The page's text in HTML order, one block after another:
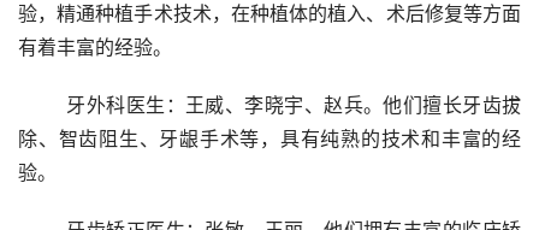
验，精通种植手术技术，在种植体的植入、术后修复等方面
有着丰富的经验。
除、智齿阻生、牙龈手术等，具有纯熟的技术和丰富的经
验。